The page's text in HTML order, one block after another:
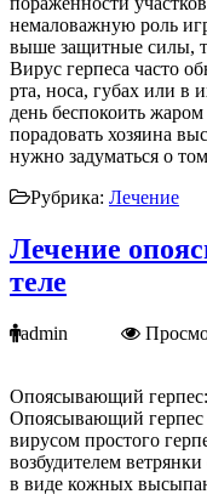
немаловажную роль
выше защитные силы,
Вирус герпеса часто
рта, носа, губах или в
день беспокоить
порадовать хозяина
нужно задуматься о
Рубрика: Лечение
Лечение
теле
admin
Опоясывающий
Опоясывающий герпес
вирусом простого
возбудителем
в виде кожных